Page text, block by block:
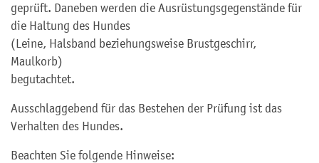
geprüft. Daneben werden die Ausrüstungsgegenstände für
die Haltung des Hundes
(Leine, Halsband beziehungsweise Brustgeschirr,
Maulkorb)
begutachtet.
Ausschlaggebend für das Bestehen der Prüfung ist das
Verhalten des Hundes.
Beachten Sie folgende Hinweise: